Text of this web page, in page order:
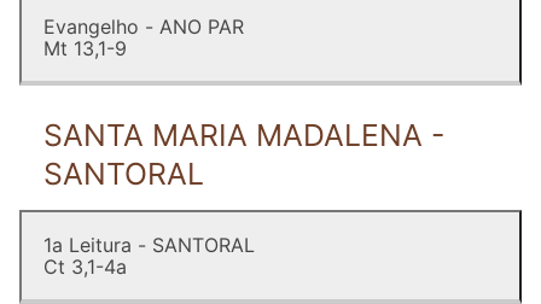
Evangelho - ANO PAR
Mt 13,1-9
SANTA MARIA MADALENA -
SANTORAL
1a Leitura - SANTORAL
Ct 3,1-4a